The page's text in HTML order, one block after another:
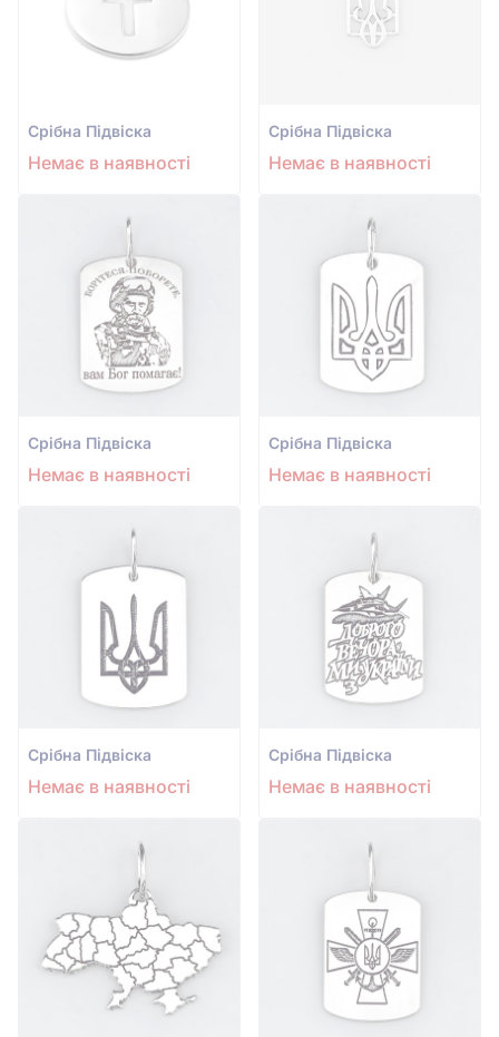
Срiбна Підвіска
Немає в наявності
Срiбна Підвіска
Немає в наявності
Срiбна Підвіска
Немає в наявності
Срiбна Підвіска
Немає в наявності
Срiбна Підвіска
Немає в наявності
Срiбна Підвіска
Немає в наявності